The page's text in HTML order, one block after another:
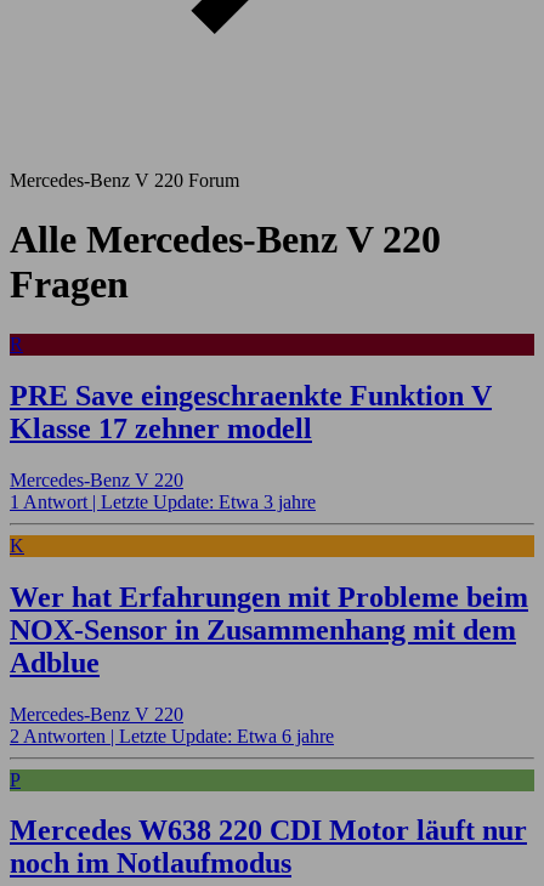
Mercedes-Benz V 220 Forum
Alle Mercedes-Benz V 220
Fragen
R
PRE Save eingeschraenkte Funktion V
Klasse 17 zehner modell
Mercedes-Benz V 220
1 Antwort | Letzte Update: Etwa 3 jahre
K
Wer hat Erfahrungen mit Probleme beim
NOX-Sensor in Zusammenhang mit dem
Adblue
Mercedes-Benz V 220
2 Antworten | Letzte Update: Etwa 6 jahre
P
Mercedes W638 220 CDI Motor läuft nur
noch im Notlaufmodus